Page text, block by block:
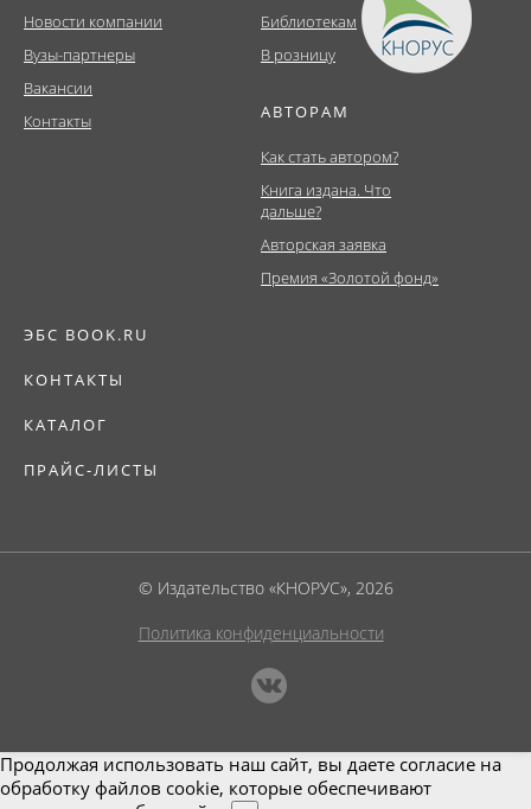
Новости компании
Вузы-партнеры
Вакансии
Контакты
Библиотекам
В розницу
АВТОРАМ
Как стать автором?
Книга издана. Что
дальше?
Авторская заявка
Премия «Золотой фонд»
ЭБС BOOK.RU
КОНТАКТЫ
КАТАЛОГ
ПРАЙС-ЛИСТЫ
© Издательство «КНОРУС», 2026
Политика конфиденциальности
Продолжая использовать наш сайт, вы даете согласие на
обработку файлов cookie, которые обеспечивают